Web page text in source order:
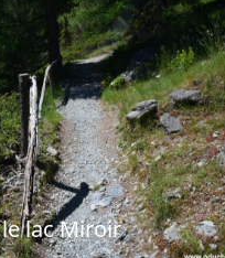
lac Miroir